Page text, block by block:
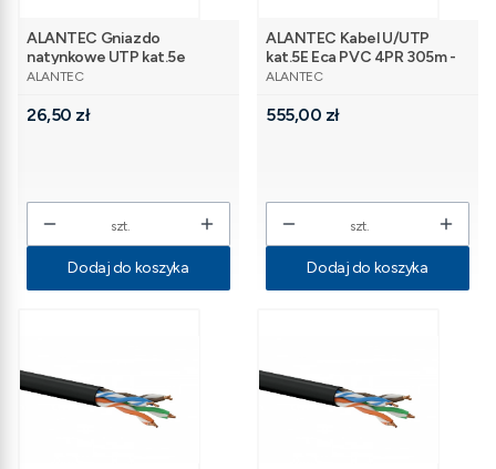
ALANTEC Gniazdo
natynkowe UTP kat.5e
2xRJ45
PRODUCENT
ALANTEC
Cena
26,50 zł
szt.
Dodaj do koszyka
ALANTEC Kabel U/UTP
kat.5E Eca PVC 4PR 305m -
25 lat gwarancji
PRODUCENT
ALANTEC
Cena
555,00 zł
szt.
Dodaj do koszyka